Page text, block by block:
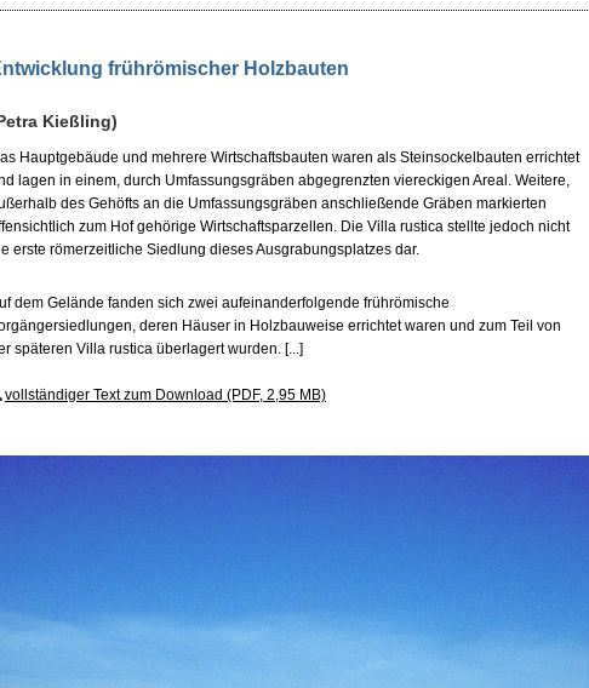
frührömischer Holzbauten
Kießling)
Hauptgebäude und mehrere Wirtschaftsbauten waren als Steinsockelbauten errichtet
lagen in einem, durch Umfassungsgräben abgegrenzten viereckigen Areal. Weitere,
des Gehöfts an die Umfassungsgräben anschließende Gräben markierten
zum Hof gehörige Wirtschaftsparzellen. Die Villa rustica stellte jedoch nicht
erste römerzeitliche Siedlung dieses Ausgrabungsplatzes dar.
dem Gelände fanden sich zwei aufeinanderfolgende frührömische
deren Häuser in Holzbauweise errichtet waren und zum Teil von
späteren Villa rustica überlagert wurden. [...]
vollständiger Text zum Download (PDF, 2,95 MB)